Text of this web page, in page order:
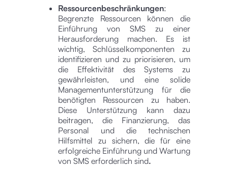
Ressourcenbeschränkungen:
Begrenzte Ressourcen können die
Einführung von SMS zu einer
Herausforderung machen. Es ist
wichtig, Schlüsselkomponenten zu
identifizieren und zu priorisieren, um
die Effektivität des Systems zu
gewährleisten, und eine solide
Managementunterstützung für die
benötigten Ressourcen zu haben.
Diese Unterstützung kann dazu
beitragen, die Finanzierung, das
Personal und die technischen
Hilfsmittel zu sichern, die für eine
erfolgreiche Einführung und Wartung
von SMS erforderlich sind.‍